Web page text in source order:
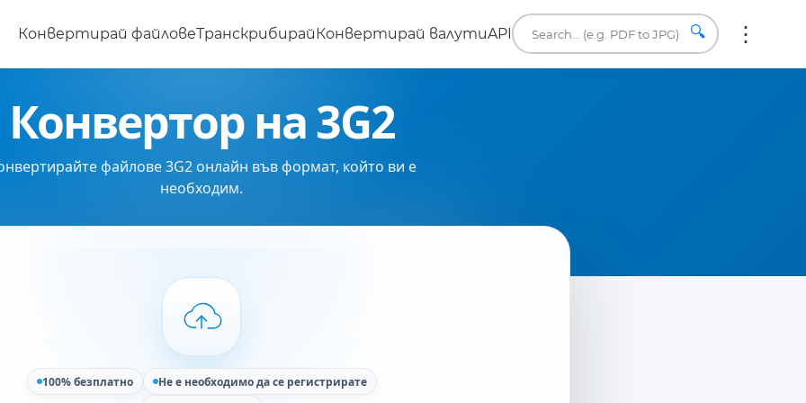
Конвертирай файловеТранскрибирай Конвертирай валутиAPI 🔍
Конвертор на 3G2
файлове 3G2 онлайн във формат, който ви е
необходим.
100% безплатно
Не е необходимо да се регистрирате